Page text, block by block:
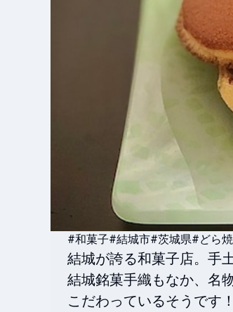
#和菓子#結城市#茨城県#どら
結城が誇る和菓子店。手
結城銘菓手織もなか、名
こだわっているそうです！